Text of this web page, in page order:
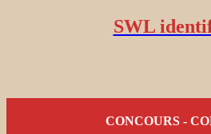
SWL
CONCOURS -